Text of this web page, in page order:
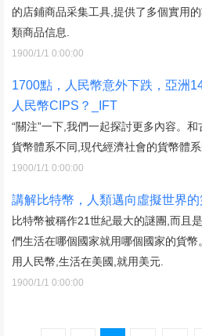
的店鋪商品采集工具,提供了多個實用
類商品信息.
1900/1/1 0:00:00
1700點，人民幣意外下跌，亞洲
人民幣CIPS？_IFT
“關注”一下,我們一起探討更多內容。
貨幣體系不同,現代經濟社會的貨幣體
1900/1/1 0:00:00
講解比特幣，人類邁向虛擬世界
比特幣被稱作21世紀最大的謎團,而且
們生活在哪個國家就用哪個國家的貨
用人民幣,生活在美國,就用美元.
1900/1/1 0:00:00